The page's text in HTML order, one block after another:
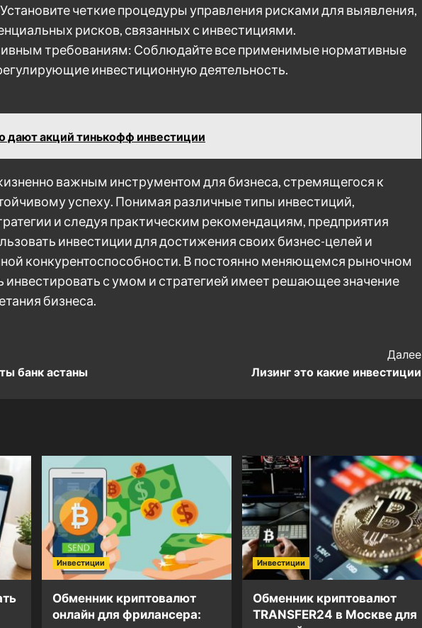
четкие процедуры управления рисками для выявления,
рисков, связанных с инвестициями.
требованиям: Соблюдайте все применимые нормативные
инвестиционную деятельность.
дают акций тинькофф инвестиции
важным инструментом для бизнеса, стремящегося к
успеху. Понимая различные типы инвестиций,
и следуя практическим рекомендациям, предприятия
инвестиции для достижения своих бизнес-целей и
конкурентоспособности. В постоянно меняющемся рыночном
инвестировать с умом и стратегией имеет решающее значение
бизнеса.
банк астаны
Далее
Лизинг это какие инвестиции
Инвестиции
Обменник криптовалют
онлайн для фрилансера:
Инвестиции
Обменник криптовалют
TRANSFER24 в Москве для